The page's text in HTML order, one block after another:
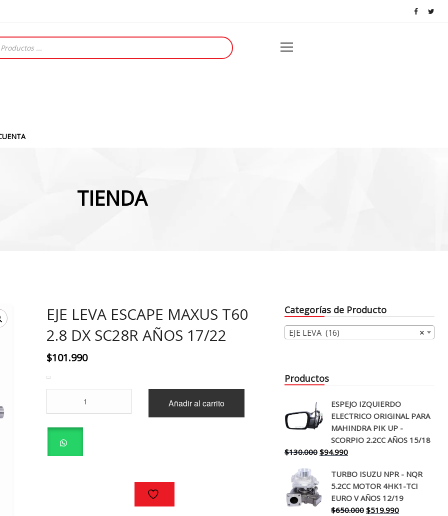
TIENDA
EJE LEVA ESCAPE MAXUS T60
2.8 DX SC28R AÑOS 17/22
$101.990
ESCAPE
MAXUS
DX
Añadir al carrito
Categorías de Producto
×
EJE LEVA (16)
Productos
ESPEJO IZQUIERDO
ELECTRICO ORIGINAL PARA
MAHINDRA PIK UP -
SCORPIO 2.2CC AÑOS 15/18
$130.000 El
original
era:
$130.000.
$94.990El
actual
es:
$94.990.
TURBO ISUZU NPR - NQR
5.2CC MOTOR 4HK1-TCI
EURO V AÑOS 12/19
$650.000 El
$519.990El